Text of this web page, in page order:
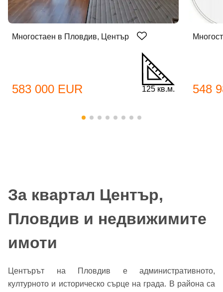
Многостаен в Пловдив, Център
583 000 EUR 125 кв.м. 548
За квартал Център,
Пловдив и недвижимите
имоти
Центърът на Пловдив е административното,
културното и историческо сърце на града. В района са